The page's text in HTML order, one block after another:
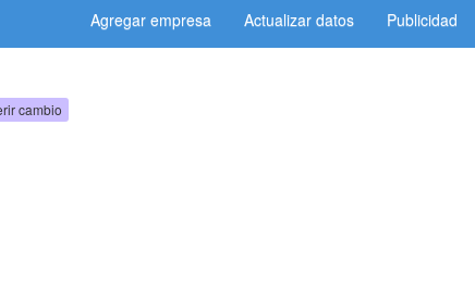
Agregar empresa Actualizar datos Publicidad
cambio